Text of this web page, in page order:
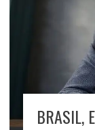
BRASIL,